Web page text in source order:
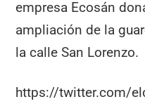
empresa Ecosán
ampliación de la
la calle San Lorenzo.
https://twitter.com/